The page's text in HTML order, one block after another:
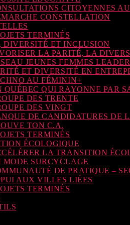
CITOYENNES
CONSTELLATION
TERMINÉS
DIVERSITÉ ET INCLUSION
LA PARITÉ, LA
JEUNES FEMMES
ET DIVERSITÉ EN
AU FÉMININ+
QUÉBEC QUI RAYONNE PAR
DES TRENTE
DES VINGT
DE CANDIDATURES DE
TON C.A.
TERMINÉS
ÉCOLOGIQUE
LA TRANSITION
MODE SURCYCLAGE
DE PRATIQUE –
AUX VILLES LIÉES
TERMINÉS